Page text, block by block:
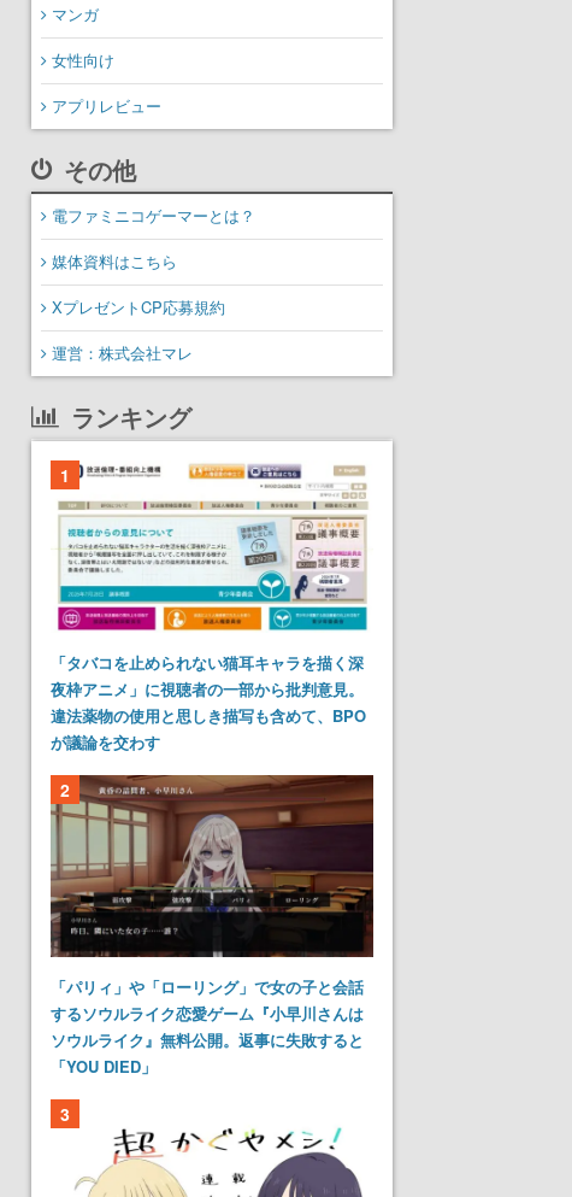
マンガ
女性向け
アプリレビュー
その他
電ファミニコゲーマーとは？
媒体資料はこちら
XプレゼントCP応募規約
運営：株式会社マレ
ランキング
1
「タバコを止められない猫耳キャラを描く深
夜枠アニメ」に視聴者の一部から批判意見。
違法薬物の使用と思しき描写も含めて、BPO
が議論を交わす
2
「パリィ」や「ローリング」で女の子と会話
するソウルライク恋愛ゲーム『小早川さんは
ソウルライク』無料公開。返事に失敗すると
「YOU DIED」
3